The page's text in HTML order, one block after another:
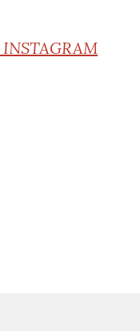
INSTAGRAM